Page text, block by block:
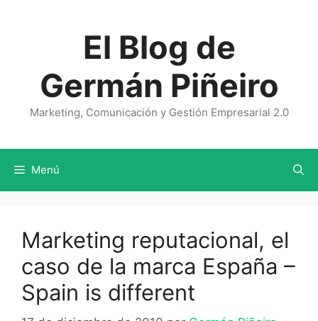
El Blog de
Germán Piñeiro
Marketing, Comunicación y Gestión Empresarial 2.0
Menú
Marketing reputacional, el
caso de la marca España –
Spain is different